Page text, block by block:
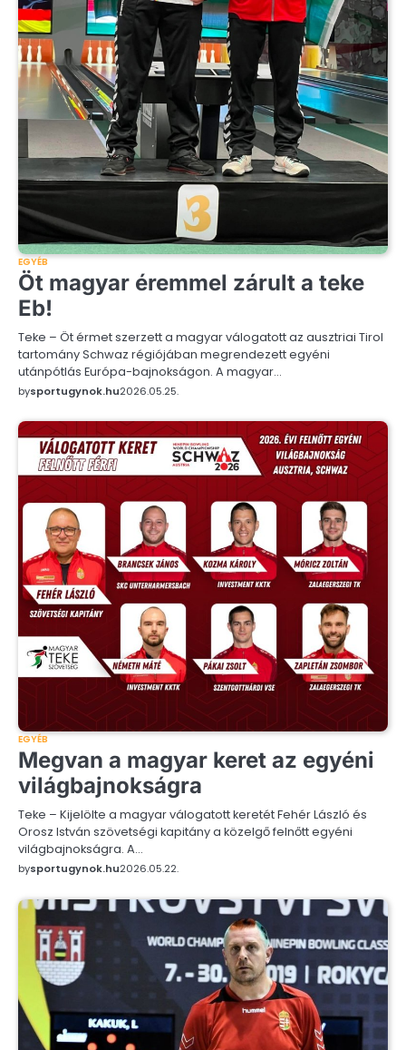
EGYÉB
Öt magyar éremmel zárult a teke
Eb!
Teke – Öt érmet szerzett a magyar válogatott az ausztriai Tirol
tartomány Schwaz régiójában megrendezett egyéni
utánpótlás Európa-bajnokságon. A magyar…
bysportugynok.hu2026.05.25.
EGYÉB
Megvan a magyar keret az egyéni
világbajnokságra
Teke – Kijelölte a magyar válogatott keretét Fehér László és
Orosz István szövetségi kapitány a közelgő felnőtt egyéni
világbajnokságra. A…
bysportugynok.hu2026.05.22.